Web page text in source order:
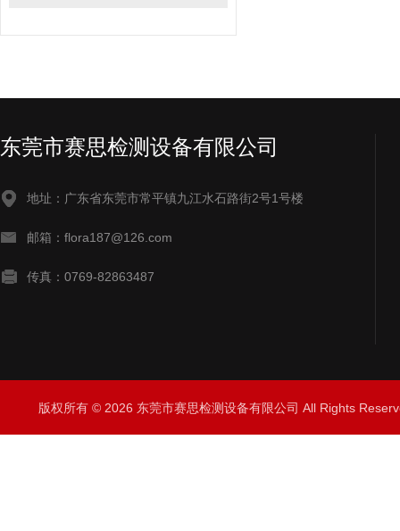
东莞市赛思检测设备有限公司
地址：广东省东莞市常平镇九江水石路街2号1号楼
邮箱：flora187@126.com
传真：0769-82863487
版权所有 © 2026 东莞市赛思检测设备有限公司 All Rights